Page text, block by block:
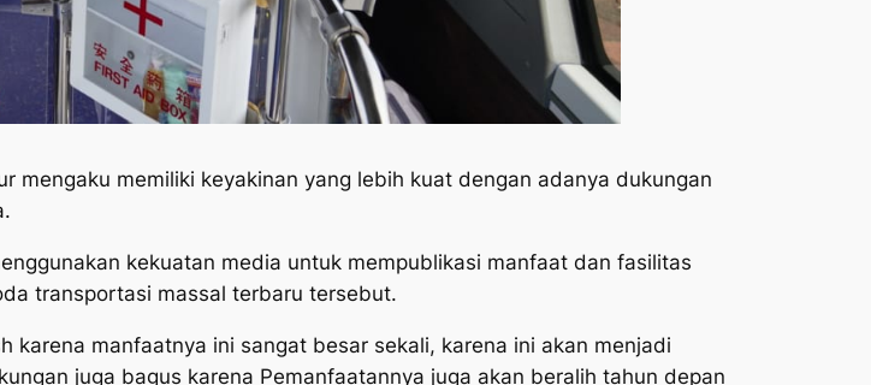
mengaku memiliki keyakinan yang lebih kuat dengan adanya dukungan
kekuatan media untuk mempublikasi manfaat dan fasilitas
transportasi massal terbaru tersebut.
karena manfaatnya ini sangat besar sekali, karena ini akan menjadi
juga bagus karena Pemanfaatannya juga akan beralih tahun depan